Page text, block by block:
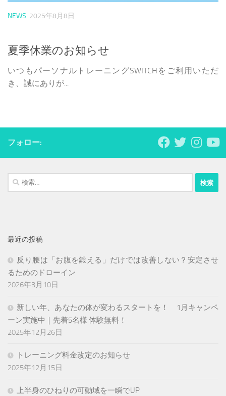
NEWS 2025年8月8日
夏季休業のお知らせ
いつもパーソナルトレーニングSWITCHをご利用いただ
き、誠にありが...
フォロー:
検
索:
最近の投稿
反り腰は「お腹を鍛える」だけでは改善しない？安定させ
るためのドローイン
2026年3月10日
新しい年、あなたの体が変わるスタートを！ 1月キャンペ
ーン実施中｜先着5名様 体験無料！
2025年12月26日
トレーニング料金改定のお知らせ
2025年12月15日
上半身のひねりの可動域を一瞬でUP